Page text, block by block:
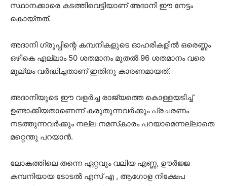
സ്ഥാനക്കാരെ കടത്തിവെട്ടിയാണ് അദാനി ഈ നേട്ടം
കൊയ്തത്.
അദാനി ഗ്രൂപ്പിന്റെ കമ്പനികളുടെ ഓഹരികളില്‍ ഒരെണ്ണം
ഒഴികെ എല്ലാം 50 ശതമാനം മുതല്‍ 96 ശതമാനം വരെ
മൂല്യം വര്‍ദ്ധിച്ചതാണ് ഇതിനു കാരണമായത്.
അദാനിയുടെ ഈ വളര്‍ച്ച രാജ്യത്തെ കൊള്ളയടിച്ച്
ഉണ്ടാക്കിയതാണെന്ന് കരുതുന്നവര്‍ക്കും പ്രചരണം
നടത്തുന്നവര്‍ക്കും നല്ല നമസ്‌കാരം പറയാമെന്നല്ലാതെ
മറ്റെന്തു പറയാന്‍.
ലോകത്തിലെ തന്നെ ഏറ്റവും വലിയ എണ്ണ, ഊര്‍ജ്ജ
കമ്പനിയായ ടോടല്‍ എസ് എ , ആഗോള നിക്ഷേപ